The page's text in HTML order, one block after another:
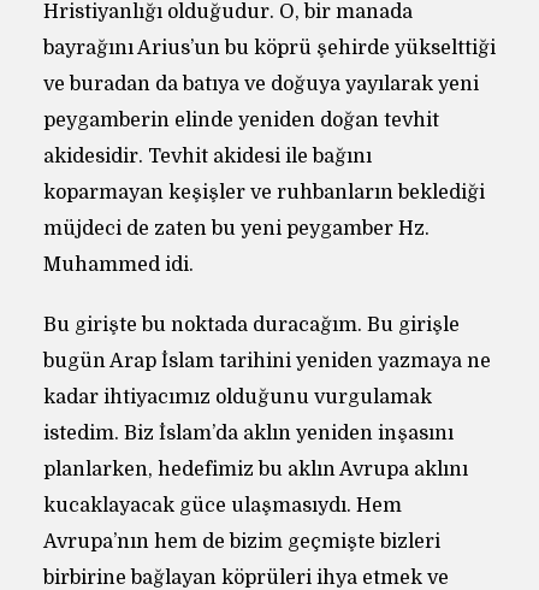
Hristiyanlığı olduğudur. O, bir manada
bayrağını Arius’un bu köprü şehirde yükselttiği
ve buradan da batıya ve doğuya yayılarak yeni
peygamberin elinde yeniden doğan tevhit
akidesidir. Tevhit akidesi ile bağını
koparmayan keşişler ve ruhbanların beklediği
müjdeci de zaten bu yeni peygamber Hz.
Muhammed idi.
Bu girişte bu noktada duracağım. Bu girişle
bugün Arap İslam tarihini yeniden yazmaya ne
kadar ihtiyacımız olduğunu vurgulamak
istedim. Biz İslam’da aklın yeniden inşasını
planlarken, hedefimiz bu aklın Avrupa aklını
kucaklayacak güce ulaşmasıydı. Hem
Avrupa’nın hem de bizim geçmişte bizleri
birbirine bağlayan köprüleri ihya etmek ve